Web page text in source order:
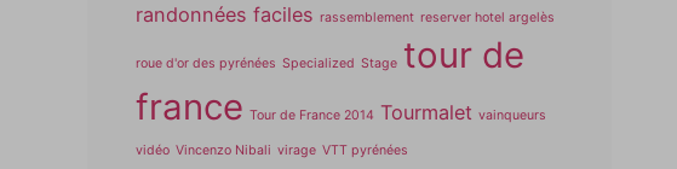
randonnées faciles rassemblement reserver hotel argelès
roue d'or des pyrénées Specialized Stage tour de
france Tour de France 2014 Tourmalet vainqueurs
vidéo Vincenzo Nibali virage VTT pyrénées